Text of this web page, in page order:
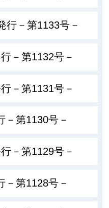
行－第1133号－
－第1132号－
－第1131号－
－第1130号－
－第1129号－
－第1128号－